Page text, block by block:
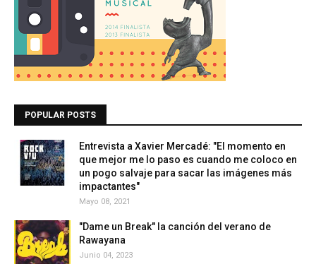
POPULAR POSTS
Entrevista a Xavier Mercadé: "El momento en
que mejor me lo paso es cuando me coloco en
un pogo salvaje para sacar las imágenes más
impactantes"
Mayo 08, 2021
"Dame un Break" la canción del verano de
Rawayana
Junio 04, 2023